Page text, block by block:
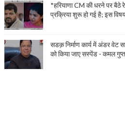
*हरियाणा CM की धरने पर बैठे
प्रक्रिया शुरू हो गई है; इस
सडक़ निर्माण कार्य में अंडर वेट
को किया जाए सस्पेंड - कमल